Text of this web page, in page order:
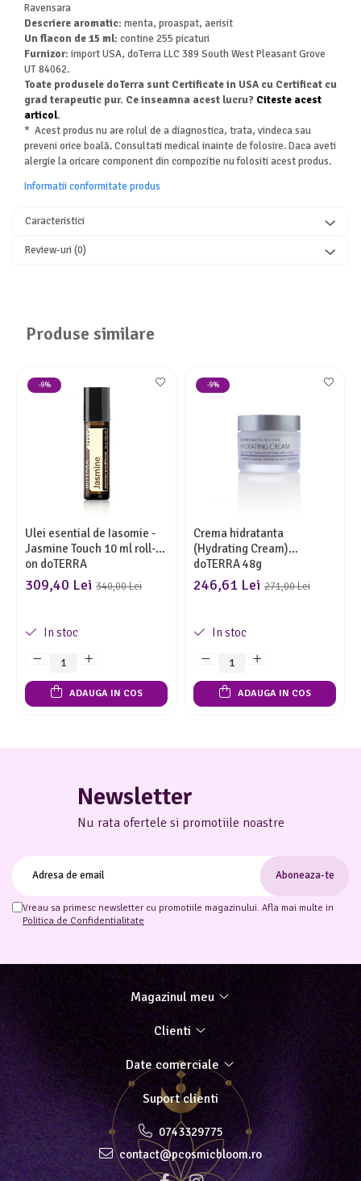
Ravensara
Descriere aromatic: menta, proaspat, aerisit
Un flacon de 15 ml: contine 255 picaturi
Furnizor: import USA, doTerra LLC 389 South West Pleasant Grove
UT 84062.
Toate produsele doTerra sunt Certificate in USA cu Certificat cu
grad terapeutic pur. Ce inseamna acest lucru? Citeste acest
articol.
* Acest produs nu are rolul de a diagnostica, trata, vindeca sau
preveni orice boală. Consultati medical inainte de folosire. Daca aveti
alergie la oricare component din compozitie nu folositi acest produs.
Informatii conformitate produs
Caracteristici
Review-uri(0)
Produse similare
-9%
Ulei esential de Iasomie -
Jasmine Touch 10 ml roll-
on doTERRA
340,00 Lei
309,40 Lei
In stoc
ADAUGA IN COS
-9%
Crema hidratanta
(Hydrating Cream)
doTERRA 48g
271,00 Lei
246,61 Lei
In stoc
ADAUGA IN COS
Newsletter
Nu rata ofertele si promotiile noastre
Vreau sa primesc newsletter cu promotiile magazinului. Afla mai multe in
Politica de Confidentialitate
Magazinul meu
Clienti
Date comerciale
Suport clienti
0743329775
contact@pcosmicbloom.ro